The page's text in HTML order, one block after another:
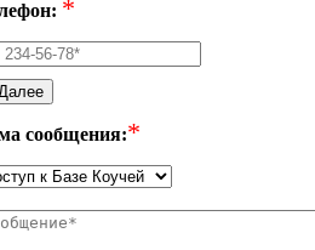
*
сообщения:*